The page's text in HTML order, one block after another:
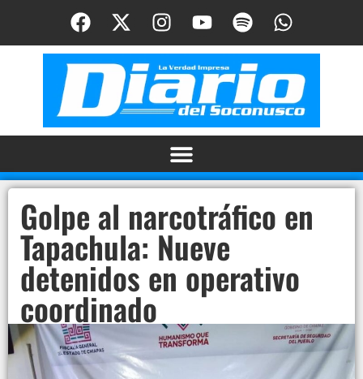
Golpe al narcotráfico en
Tapachula: Nueve
detenidos en operativo
coordinado